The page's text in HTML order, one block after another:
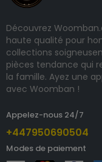
Découvrez
haute qualité pour
collections
pièces tendance qui
la famille. Ayez une
avec Woomban !
Appelez-nous 24/7
+447950690504
Modes de paiement